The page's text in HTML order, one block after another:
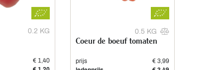
0.2 KG
€ 1,40
0.5 KG
Coeur de boeuf tomaten
prijs
€ 3,99